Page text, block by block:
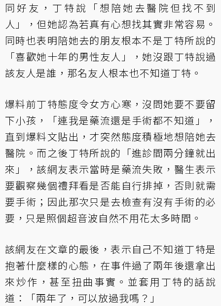
同好友，丁特說「想陪她去醫院但找不到
人」，但她認為若真有心想找其實非常容易。
同時也表明陪她去的朋友根本不是丁特所說的
「喜歡她十年的男性友人」，她沒跟丁特說過
該友人是誰，那名友人根本也不知道丁特。
爆料前丁特態度令女方心寒，沒問她要不要留
下小孩，「連我是藥流還是手術都不知道」，
直到爆料文貼出，才突然態度積極地想陪她去
醫院。而之後丁特所說的「進診間兩分鐘就出
來」，該網友表示當時是藥流失敗，醫生表示
要觀察幾個禮拜看是否能自行排掉，否則就需
要手術；因此那次只是去檢查有沒有手術的必
要，只是照個超音波自然不用花太多時間。
該網友在文章的最後，表示自己不知道丁特是
抱著什麼樣的心態，在事件過了兩年後還拿出
來炒作，甚至扭曲事實。並套用丁特的話說
道：「兩年了，可以放過我嗎？」